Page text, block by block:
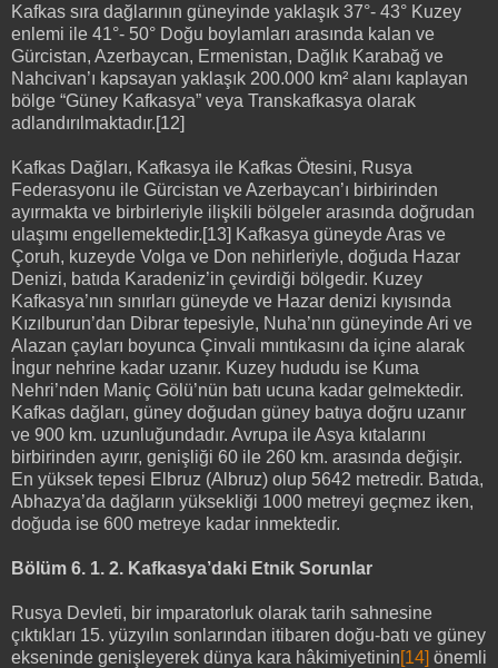
Kafkas sıra dağlarının güneyinde yaklaşık 37°- 43° Kuzey
enlemi ile 41°- 50° Doğu boylamları arasında kalan ve
Gürcistan, Azerbaycan, Ermenistan, Dağlık Karabağ ve
Nahcivan’ı kapsayan yaklaşık 200.000 km² alanı kaplayan
bölge “Güney Kafkasya” veya Transkafkasya olarak
adlandırılmaktadır.[12]
Kafkas Dağları, Kafkasya ile Kafkas Ötesini, Rusya
Federasyonu ile Gürcistan ve Azerbaycan’ı birbirinden
ayırmakta ve birbirleriyle ilişkili bölgeler arasında doğrudan
ulaşımı engellemektedir.[13] Kafkasya güneyde Aras ve
Çoruh, kuzeyde Volga ve Don nehirleriyle, doğuda Hazar
Denizi, batıda Karadeniz’in çevirdiği bölgedir. Kuzey
Kafkasya’nın sınırları güneyde ve Hazar denizi kıyısında
Kızılburun’dan Dibrar tepesiyle, Nuha’nın güneyinde Ari ve
Alazan çayları boyunca Çinvali mıntıkasını da içine alarak
İngur nehrine kadar uzanır. Kuzey hududu ise Kuma
Nehri’nden Maniç Gölü’nün batı ucuna kadar gelmektedir.
Kafkas dağları, güney doğudan güney batıya doğru uzanır
ve 900 km. uzunluğundadır. Avrupa ile Asya kıtalarını
birbirinden ayırır, genişliği 60 ile 260 km. arasında değişir.
En yüksek tepesi Elbruz (Albruz) olup 5642 metredir. Batıda,
Abhazya’da dağların yüksekliği 1000 metreyi geçmez iken,
doğuda ise 600 metreye kadar inmektedir.
Bölüm 6. 1. 2. Kafkasya’daki Etnik Sorunlar
Rusya Devleti, bir imparatorluk olarak tarih sahnesine
çıktıkları 15. yüzyılın sonlarından itibaren doğu-batı ve güney
ekseninde genişleyerek dünya kara hâkimiyetinin[14] önemli